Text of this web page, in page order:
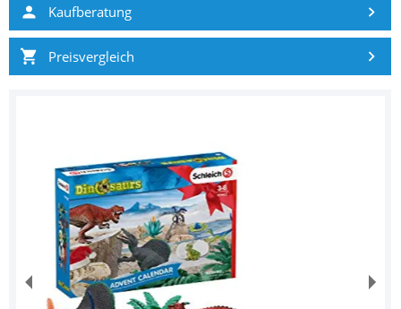
Kaufberatung
Preisvergleich